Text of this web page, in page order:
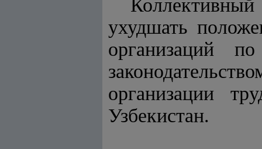
ухудшать
организаций
организации
Узбекистан.